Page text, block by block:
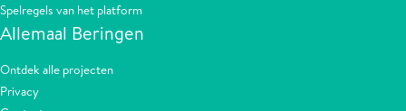
Spelregels van het platform
Allemaal Beringen
Ontdek alle projecten
Privacy